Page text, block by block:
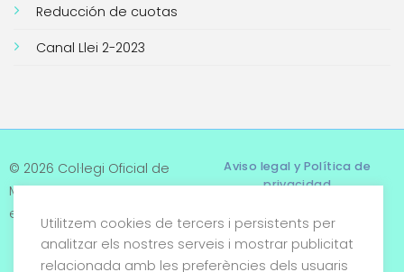
Reducción de cuotas
Canal Llei 2-2023
© 2026 Col·legi Oficial de
Metges de Tarragona. Tots
els drets reservats
Aviso legal y Política de
privacidad
Términos y condiciones
Política de cookies
Utilitzem cookies de tercers i persistents per
analitzar els nostres serveis i mostrar publicitat
relacionada amb les preferències dels usuaris